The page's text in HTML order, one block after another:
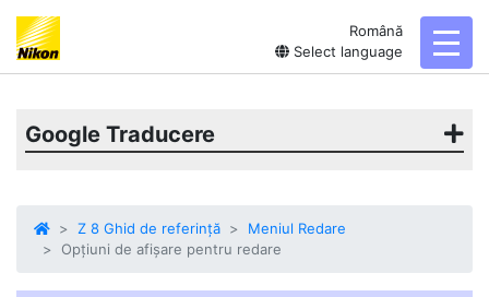
Română
Select language
Google Traducere
Z 8 Ghid de referință
Meniul Redare
Opțiuni de afișare pentru redare